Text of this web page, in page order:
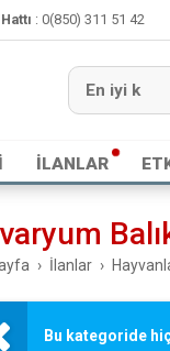
:0(850) 311 51 42
İLANLAR
İlanlar
Bu kategoride